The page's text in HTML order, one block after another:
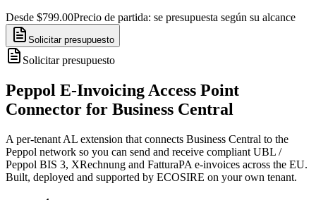
Desde $799.00Precio de partida: se presupuesta según su alcance
Solicitar presupuesto
Solicitar presupuesto
Peppol E-Invoicing Access Point
Connector for Business Central
A per-tenant AL extension that connects Business Central to the
Peppol network so you can send and receive compliant UBL /
Peppol BIS 3, XRechnung and FatturaPA e-invoices across the EU.
Built, deployed and supported by ECOSIRE on your own tenant.